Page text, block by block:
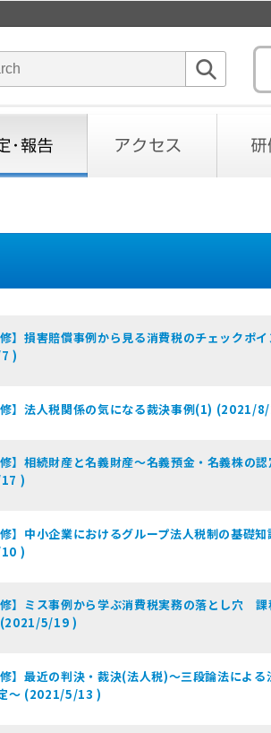
内検索のキーワード
修】損害賠償事例から見る消費税のチェックポイ
)
修】法人税関係の気になる裁決事例(1) (2021/
修】相続財産と名義財産～名義預金・名義株の
)
修】中小企業におけるグループ法人税制の基礎知
)
修】ミス事例から学ぶ消費税実務の落とし穴
(2021/5/19 )
修】最近の判決・裁決(法人税)～三段論法による
～ (2021/5/13 )